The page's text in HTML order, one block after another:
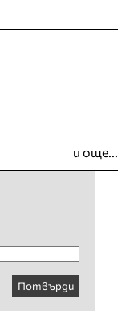
и още...
Потвърди